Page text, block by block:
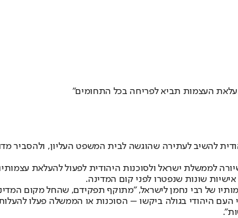
העצמות תביא לפריחה בכל התחומים"
להשיב לעתירה שהוגשה לבית המשפט העליון, ולהסביר
לממשלת ישראל ולסוכנות היהודית לפעול להעלאת
שונות שנפטרו לפני קום המדינה.
של רבי נחמן לישראל, "מתוקף תפקידם, שהחל מקום
היהודי בגולה ביקשו – הסוכנות או הממשלה פעלו